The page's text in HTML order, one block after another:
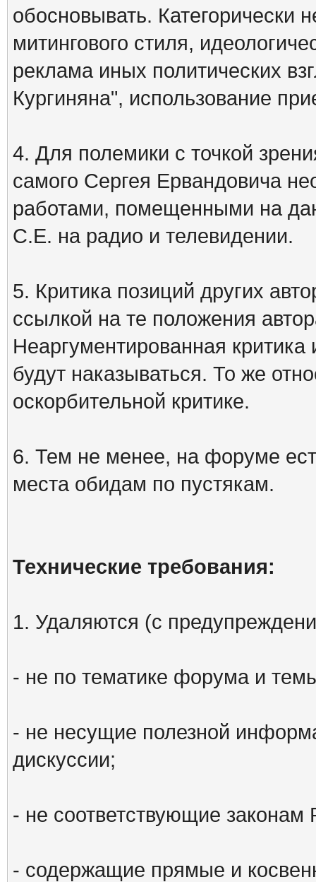
обосновывать. Категорически
митингового стиля,
реклама иных политических
Кургиняна", использование
4. Для полемики с точкой
самого Сергея Ервандовича
работами, помещенными на
С.Е. на радио и телевидении.
5. Критика позиций других
ссылкой на те положения
Неаргументированная
будут наказываться. То же
оскорбительной критике.
6. Тем не менее, на форуме
места обидам по пустякам.
Технические требования:
1. Удаляются (с
- не по тематике форума и
- не несущие полезной
дискуссии;
- не соответствующие законам
- содержащие прямые и